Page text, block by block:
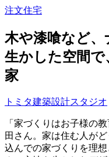
注文住宅
木や漆喰など
生かした空間で
家
トミタ建築設計スタジオ
「家づくりはお子様の
田さん。家は住む人が
込んでの家づくりを理